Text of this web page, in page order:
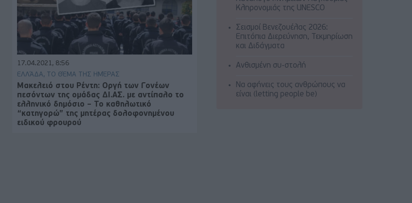
17.04.2021, 8:56
ΕΛΛΆΔΑ, ΤΟ ΘΈΜΑ ΤΗΣ ΗΜΈΡΑΣ
Μακελειό στου Ρέντη: Οργή των Γονέων
πεσόντων της ομάδας ΔΙ.ΑΣ. με αντίπαλο το
ελληνικό δημόσιο – Το καθηλωτικό
“κατηγορώ” της μητέρας δολοφονημένου
ειδικού φρουρού
Κληρονομιάς της UNESCO
Σεισμοί Βενεζουέλας 2026:
Επιτόπια Διερεύνηση, Τεκμηρίωση
και Διδάγματα
Ανθισμένη συ-στολή
Να αφήνεις τους ανθρώπους να
είναι (letting people be)